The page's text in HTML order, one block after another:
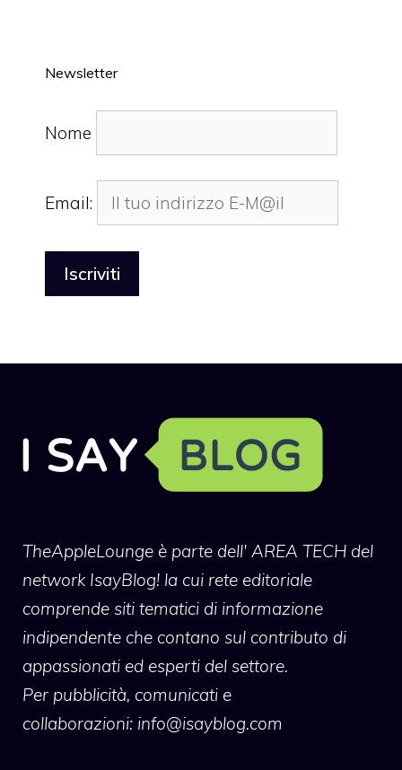
Newsletter
Nome
Email:
TheAppleLounge è parte dell' AREA TECH del
network IsayBlog! la cui rete editoriale
comprende siti tematici di informazione
indipendente che contano sul contributo di
appassionati ed esperti del settore.
Per pubblicità, comunicati e
collaborazioni: info@isayblog.com